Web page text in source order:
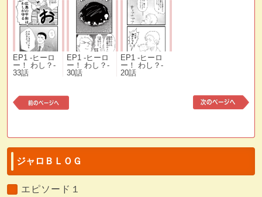
EP1 -ヒーロ
ー！ わし？-
33話
EP1 -ヒーロ
ー！ わし？-
30話
EP1 -ヒーロ
ー！ わし？-
20話
の
記
の
記
ジャロＢＬＯＧ
エピソード１